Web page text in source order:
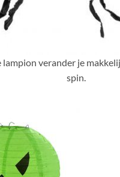
lampion verander je
spin.